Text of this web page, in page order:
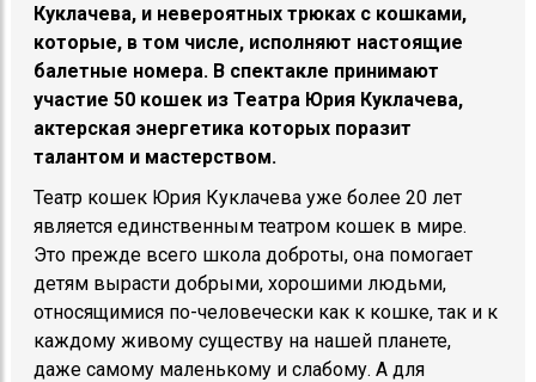
Куклачева, и невероятных трюках с кошками,
которые, в том числе, исполняют настоящие
балетные номера. В спектакле принимают
участие 50 кошек из Театра Юрия Куклачева,
актерская энергетика которых поразит
талантом и мастерством.
Театр кошек Юрия Куклачева уже более 20 лет
является единственным театром кошек в мире.
Это прежде всего школа доброты, она помогает
детям вырасти добрыми, хорошими людьми,
относящимися по-человечески как к кошке, так и к
каждому живому существу на нашей планете,
даже самому маленькому и слабому. А для